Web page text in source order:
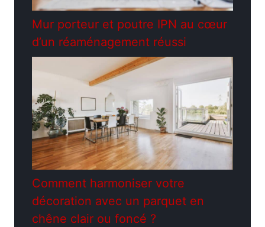
Mur porteur et poutre IPN au cœur
d’un réaménagement réussi
Comment harmoniser votre
décoration avec un parquet en
chêne clair ou foncé ?